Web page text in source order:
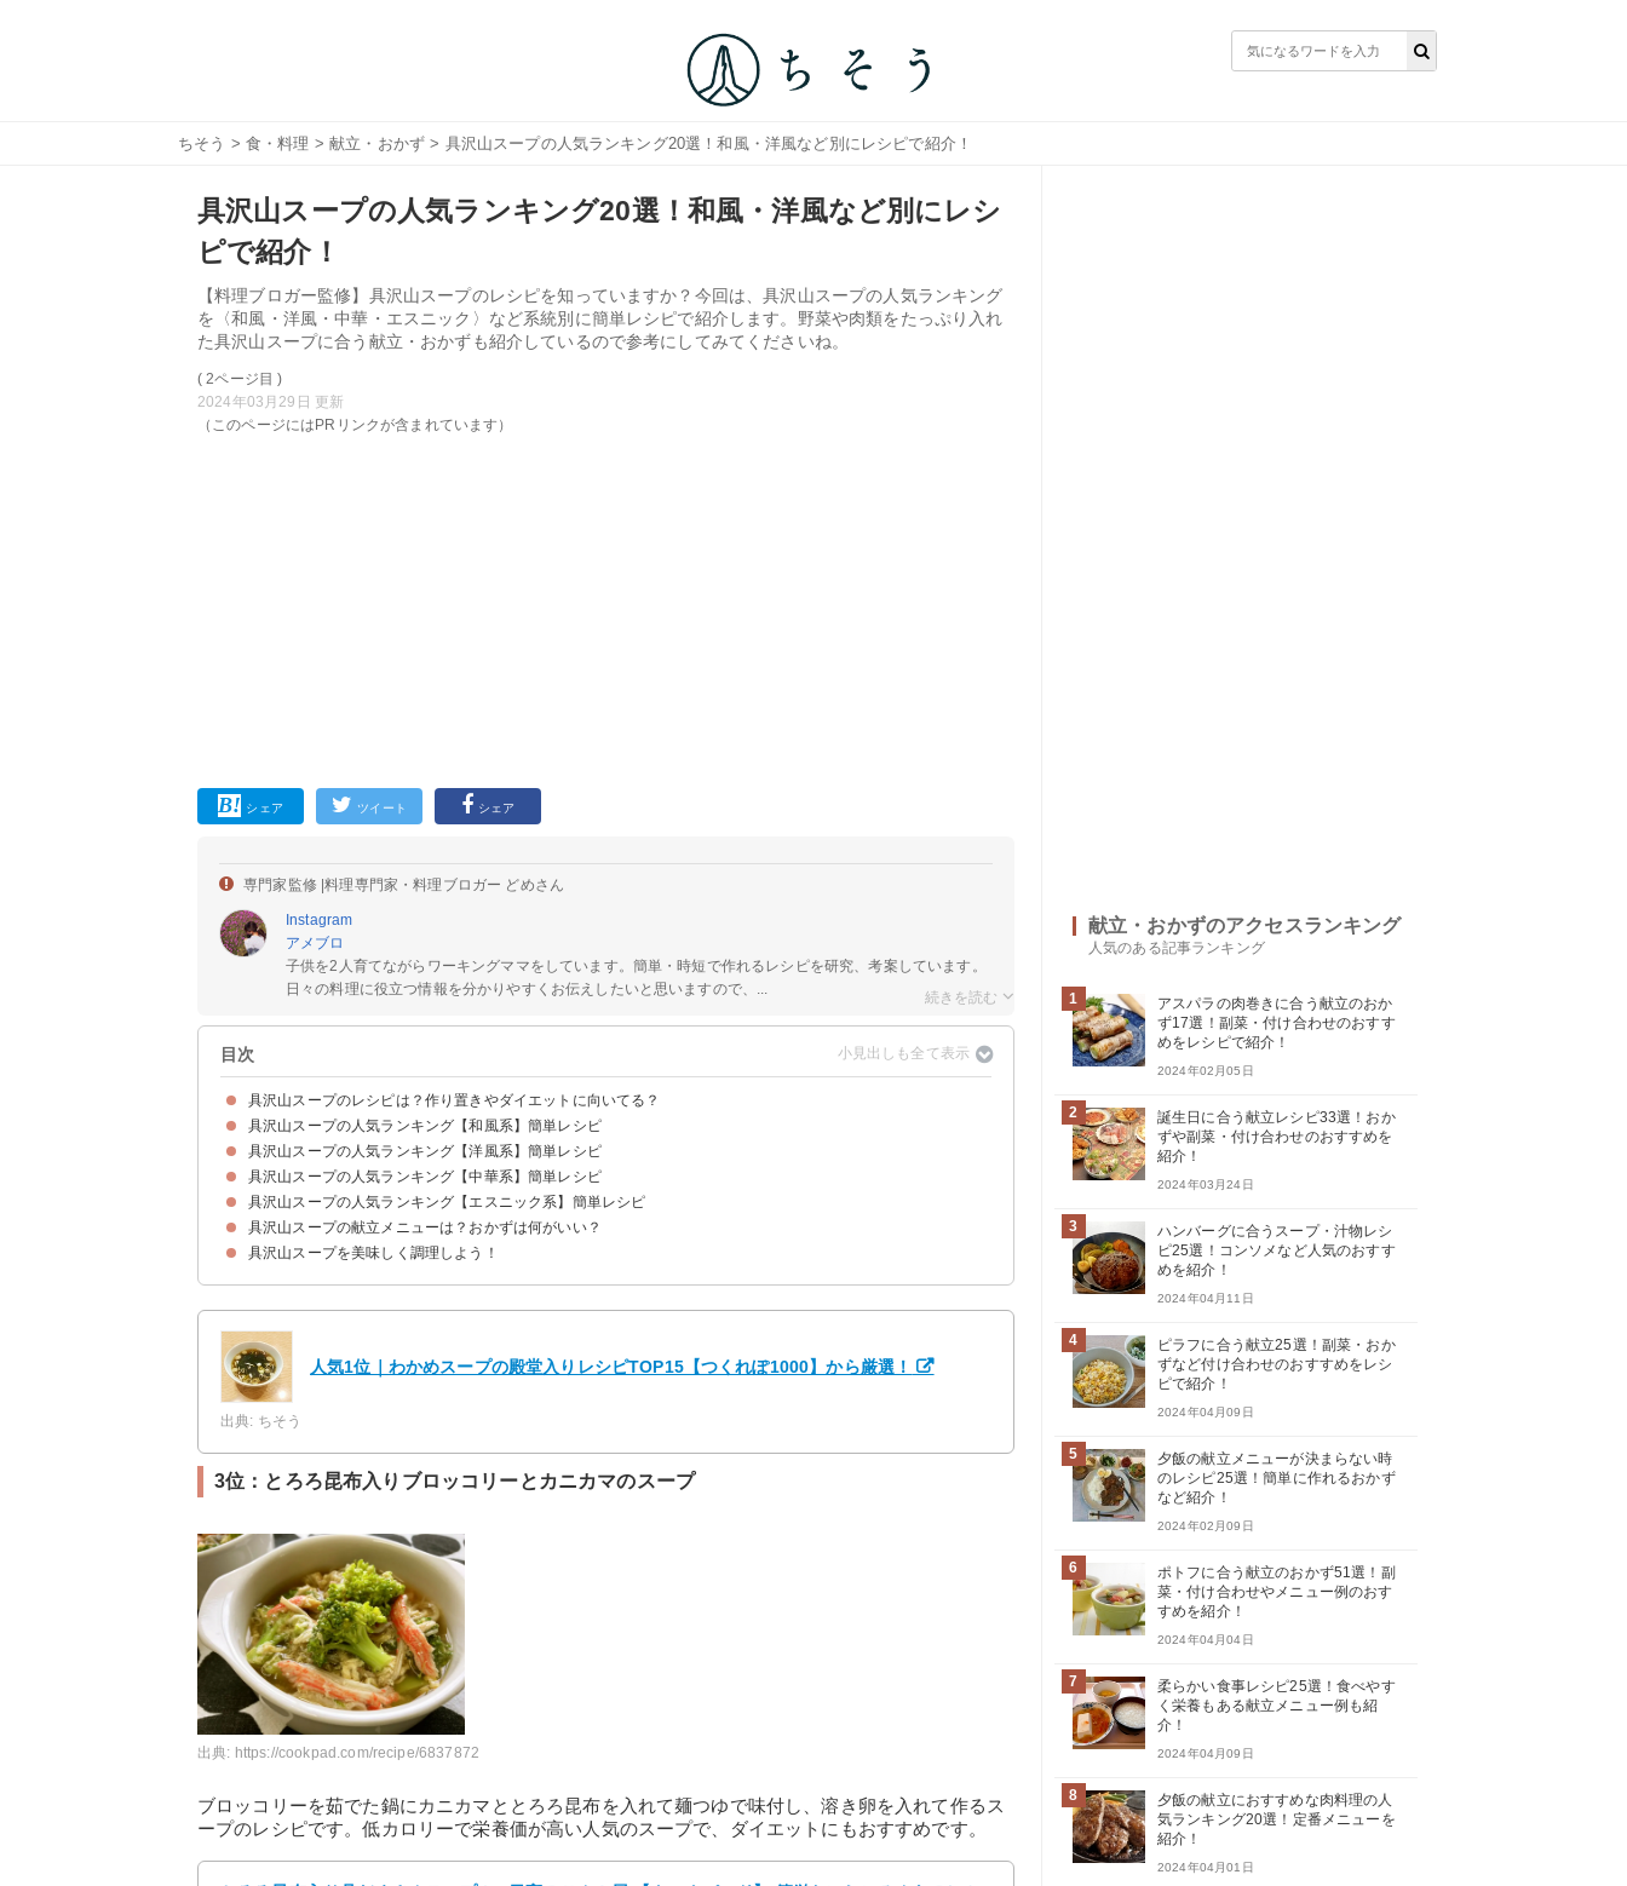
ちそう > 食・料理 >献立・おかず > 具沢山スープの人気ランキング20選！和風・洋風など別にレシピで紹介！
具沢山スープの人気ランキング20選！和風・洋風など別にレシ
ピで紹介！
【料理ブロガー監修】具沢山スープのレシピを知っていますか？今回は、具沢山スープの人気ランキング
を〈和風・洋風・中華・エスニック〉など系統別に簡単レシピで紹介します。野菜や肉類をたっぷり入れ
た具沢山スープに合う献立・おかずも紹介しているので参考にしてみてくださいね。
( 2ページ目 )
2024年03月29日 更新
（このページにはPRリンクが含まれています）
シェア ツイート シェア
専門家監修 |料理専門家・料理ブロガー どめさん
Instagram
アメブロ
子供を2人育てながらワーキングママをしています。簡単・時短で作れるレシピを研究、考案しています。
日々の料理に役立つ情報を分かりやすくお伝えしたいと思いますので、...
目次
具沢山スープのレシピは？作り置きやダイエットに向いてる？
具沢山スープの人気ランキング【和風系】簡単レシピ
6位：根菜たっぷりのダイエットスープ
5位：野菜と酒かすの白味噌スープ
4位：わかめと豆腐のスープ
3位：とろろ昆布入りブロッコリーとカニカマのスープ
2位：鶏手羽のさっぱりスープ
1位：甘酒と白味噌入り具沢山スープ
具沢山スープの人気ランキング【洋風系】簡単レシピ
8位：じゃがいもとベーコンの具沢山スープ
7位：ハーブ香るトマト味の野菜スープ
6位：ベーコン入りミルクスープ
5位：作り置き可能なレタスとトマトの具沢山スープ
4位：電子レンジで作る野菜のポトフ風スープ
3位：塩豚とキャベツとジャガイモのスープ
2位：野菜たっぷりのコンソメスープ
1位：鶏肉と糸こんにゃくのスープ
具沢山スープの人気ランキング【中華系】簡単レシピ
3位：モロヘイヤの具沢山スープ
2位：鶏ガラ風味の具沢山のちゃんぽんスープ
1位：野菜と春雨のスープ
具沢山スープの人気ランキング【エスニック系】簡単レシピ
3位：白菜キムチを乗せた具沢山スープ
2位：エスニック風トマトスープ
1位：冬野菜たっぷりのキムチ鍋風スープ
具沢山スープの献立メニューは？おかずは何がいい？
献立メニュー例①小さい子供のいる家庭の朝食におすすめ
献立メニュー例②家族が集まった日の夕食におすすめ
献立メニュー例③パンを作ったときにおすすめ
具沢山スープを美味しく調理しよう！
人気1位｜わかめスープの殿堂入りレシピTOP15【つくれぽ1000】から厳選！
出典: ちそう
3位：とろろ昆布入りブロッコリーとカニカマのスープ
出典: https://cookpad.com/recipe/6837872
ブロッコリーを茹でた鍋にカニカマととろろ昆布を入れて麺つゆで味付し、溶き卵を入れて作るス
ープのレシピです。低カロリーで栄養価が高い人気のスープで、ダイエットにもおすすめです。
献立・おかずのアクセスランキング
人気のある記事ランキング
1
アスパラの肉巻きに合う献立のおか
ず17選！副菜・付け合わせのおすす
めをレシピで紹介！
2024年02月05日
2
誕生日に合う献立レシピ33選！おか
ずや副菜・付け合わせのおすすめを
紹介！
2024年03月24日
3
ハンバーグに合うスープ・汁物レシ
ピ25選！コンソメなど人気のおすす
めを紹介！
2024年04月11日
4
ピラフに合う献立25選！副菜・おか
ずなど付け合わせのおすすめをレシ
ピで紹介！
2024年04月09日
5
夕飯の献立メニューが決まらない時
のレシピ25選！簡単に作れるおかず
など紹介！
2024年02月09日
6
ポトフに合う献立のおかず51選！副
菜・付け合わせやメニュー例のおす
すめを紹介！
2024年04月04日
7
柔らかい食事レシピ25選！食べやす
く栄養もある献立メニュー例も紹
介！
2024年04月09日
8
夕飯の献立におすすめな肉料理の人
気ランキング20選！定番メニューを
紹介！
2024年04月01日